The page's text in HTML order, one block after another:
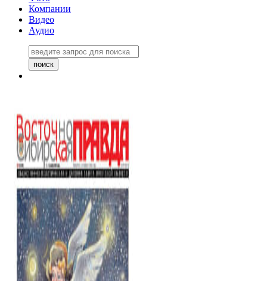
Компании
Видео
Аудио